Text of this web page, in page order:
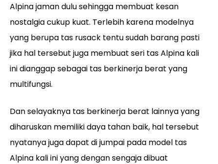
Alpina jaman dulu sehingga membuat kesan
nostalgia cukup kuat. Terlebih karena modelnya
yang berupa tas rusack tentu sudah barang pasti
jika hal tersebut juga membuat seri tas Alpina kali
ini dianggap sebagai tas berkinerja berat yang
multifungsi.
Dan selayaknya tas berkinerja berat lainnya yang
diharuskan memiliki daya tahan baik, hal tersebut
nyatanya juga dapat di jumpai pada model tas
Alpina kali ini yang dengan sengaja dibuat